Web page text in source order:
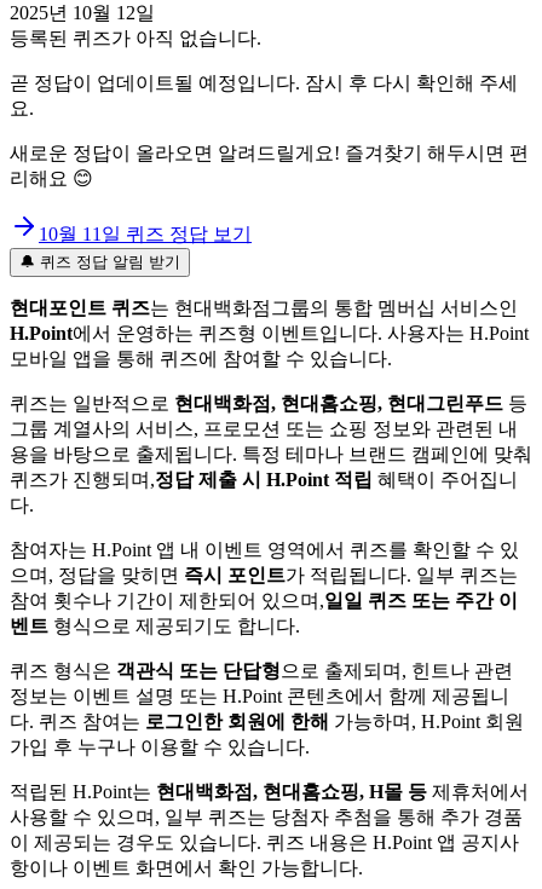
2025년 10월 12일
등록된 퀴즈가 아직 없습니다.
곧 정답이 업데이트될 예정입니다. 잠시 후 다시 확인해 주세
요.
새로운 정답이 올라오면 알려드릴게요! 즐겨찾기 해두시면 편
리해요 😊
10월 11일 퀴즈 정답 보기
🔔 퀴즈 정답 알림 받기
현대포인트 퀴즈는 현대백화점그룹의 통합 멤버십 서비스인
H.Point에서 운영하는 퀴즈형 이벤트입니다. 사용자는 H.Point
모바일 앱을 통해 퀴즈에 참여할 수 있습니다.
퀴즈는 일반적으로 현대백화점, 현대홈쇼핑, 현대그린푸드 등
그룹 계열사의 서비스, 프로모션 또는 쇼핑 정보와 관련된 내
용을 바탕으로 출제됩니다. 특정 테마나 브랜드 캠페인에 맞춰
퀴즈가 진행되며,정답 제출 시 H.Point 적립 혜택이 주어집니
다.
참여자는 H.Point 앱 내 이벤트 영역에서 퀴즈를 확인할 수 있
으며, 정답을 맞히면 즉시 포인트가 적립됩니다. 일부 퀴즈는
참여 횟수나 기간이 제한되어 있으며,일일 퀴즈 또는 주간 이
벤트 형식으로 제공되기도 합니다.
퀴즈 형식은 객관식 또는 단답형 으로 출제되며, 힌트나 관련
정보는 이벤트 설명 또는 H.Point 콘텐츠에서 함께 제공됩니
다. 퀴즈 참여는 로그인한 회원에 한해 가능하며, H.Point 회원
가입 후 누구나 이용할 수 있습니다.
적립된 H.Point는 현대백화점, 현대홈쇼핑, H몰 등 제휴처에서
사용할 수 있으며, 일부 퀴즈는 당첨자 추첨을 통해 추가 경품
이 제공되는 경우도 있습니다. 퀴즈 내용은 H.Point 앱 공지사
항이나 이벤트 화면에서 확인 가능합니다.